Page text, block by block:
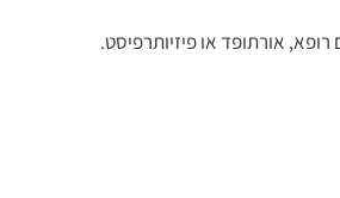
אורתופד או פיזיותרפיסט.